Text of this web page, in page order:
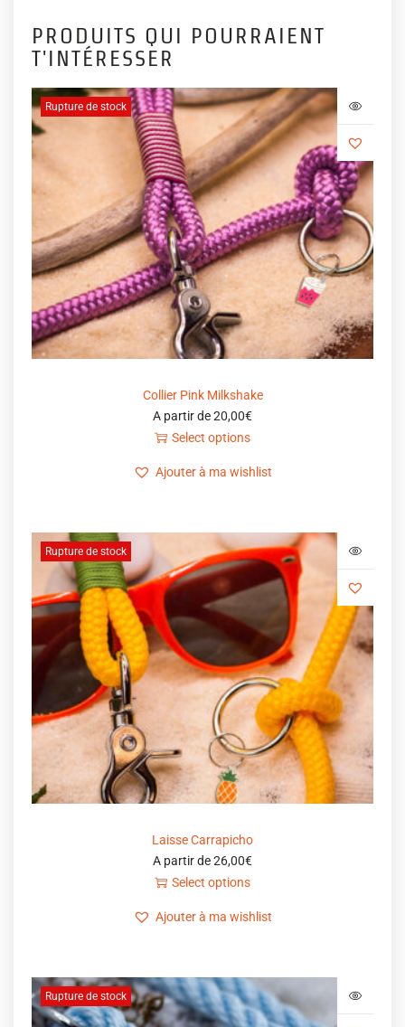
PRODUITS QUI POURRAIENT
T'INTÉRESSER
Rupture de stock
Collier Pink Milkshake
A partir de20,00€
Select options
Ajouter à ma wishlist
Rupture de stock
Laisse Carrapicho
A partir de26,00€
Select options
Ajouter à ma wishlist
Rupture de stock